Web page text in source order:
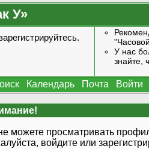
У»
.
У нас
знайте,
Календарь Почта Войти
можете просматривать
войдите или